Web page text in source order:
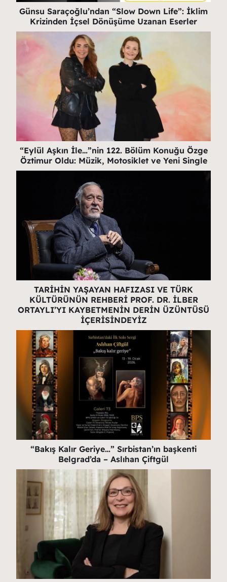
Günsu Saraçoğlu’ndan “Slow Down Life”: İklim
Krizinden İçsel Dönüşüme Uzanan Eserler
“Eylül Aşkın İle…”nin 122. Bölüm Konuğu Özge
Öztimur Oldu: Müzik, Motosiklet ve Yeni Single
TARİHİN YAŞAYAN HAFIZASI VE TÜRK
KÜLTÜRÜNÜN REHBERİ PROF. DR. İLBER
ORTAYLI’YI KAYBETMENİN DERİN ÜZÜNTÜSÜ
İÇERİSİNDEYİZ
“Bakış Kalır Geriye…” Sırbistan’ın başkenti
Belgrad’da – Aslıhan Çiftgül